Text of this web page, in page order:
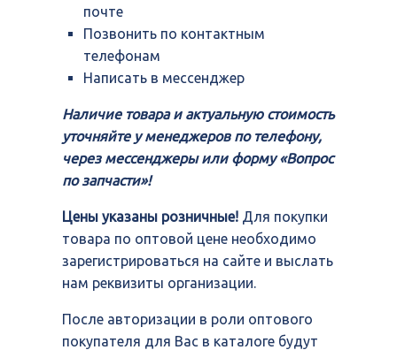
почте
Позвонить по контактным
телефонам
Написать в мессенджер
Наличие товара и актуальную стоимость
уточняйте у менеджеров по телефону,
через мессенджеры или форму «Вопрос
по запчасти»!
Цены указаны розничные! Для покупки
товара по оптовой цене необходимо
зарегистрироваться на сайте и выслать
нам реквизиты организации.
После авторизации в роли оптового
покупателя для Вас в каталоге будут